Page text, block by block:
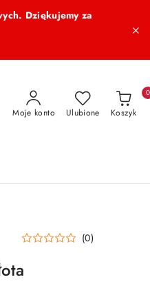
Dziękujemy za
Moje konto Ulubione Koszyk
0
(0)